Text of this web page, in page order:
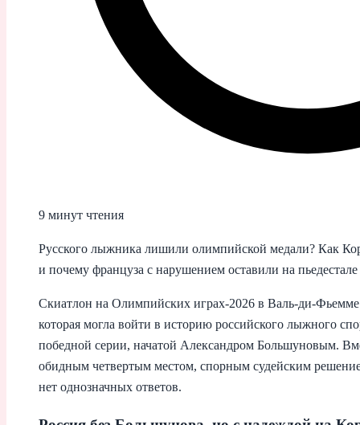
9 минут чтения
Русского лыжника лишили олимпийской медали? Как
и почему француза с нарушением оставили на пьедестале
Скиатлон на Олимпийских играх‑2026 в Валь-ди-Фьемме
которая могла войти в историю российского лыжного
победной серии, начатой Александром Большуновым.
обидным четвертым местом, спорным судейским
нет однозначных ответов.